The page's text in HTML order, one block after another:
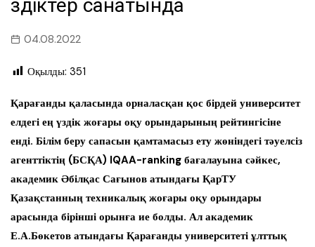
Үздіктер санатында
04.08.2022
Оқылды: 351
Қарағанды қаласында орналасқан қос бірдей университет
елдегі ең үздік жоғары оқу орындарының рейтингісіне
енді. Білім беру сапасын қамтамасыз ету жөніндегі тәуелсіз
агенттіктің (БСҚА) IQAA-ranking бағалауына сәйкес,
академик Әбілқас Сағынов атындағы ҚарТУ
Қазақстанның техникалық жоғары оқу орындары
арасында бірінші орынға ие болды. Ал академик
Е.А.Бөкетов атындағы Қарағанды университеті ұлттық